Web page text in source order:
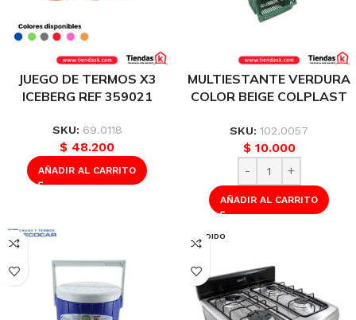
JUEGO DE TERMOS X3
ICEBERG REF 359021
SKU: 69.0118
$ 48.200
AÑADIR AL CARRITO
MULTIESTANTE VERDURA
COLOR BEIGE COLPLAST
SKU: 102.0057
$10.000
AÑADIR AL CARRITO
VENDIDO